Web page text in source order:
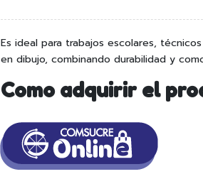
Es ideal para trabajos escolares,
en dibujo, combinando durabilidad y
Como adquirir el